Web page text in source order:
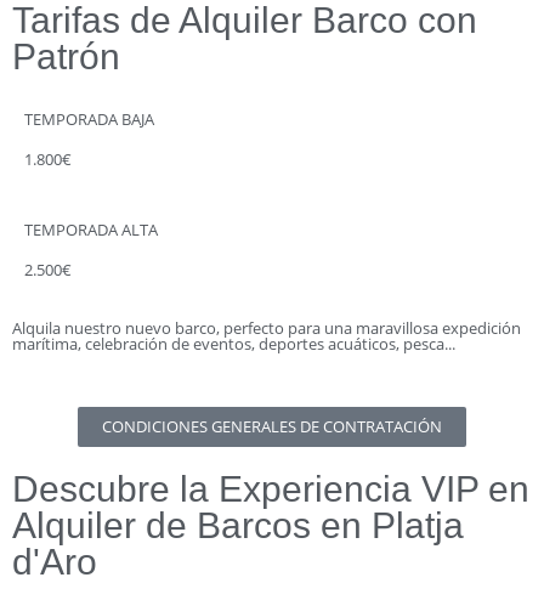
Tarifas de Alquiler Barco con
Patrón
TEMPORADA BAJA
1.800€
TEMPORADA ALTA
2.500€
Alquila nuestro nuevo barco, perfecto para una maravillosa expedición
marítima, celebración de eventos, deportes acuáticos, pesca...
CONDICIONES GENERALES DE CONTRATACIÓN
Descubre la Experiencia VIP en
Alquiler de Barcos en Platja
d'Aro